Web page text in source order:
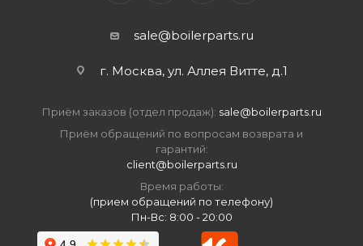
sale@boilerparts.ru
г. Москва, ул. Аллея Витте, д.1
Приём заказов (отдел продаж): sale@boilerparts.ru
Приём обращений по вопросам возврата и
гарантий:
client@boilerparts.ru
Время работы:
(прием обращений по телефону)
Пн-Вс: 8:00 - 20:00